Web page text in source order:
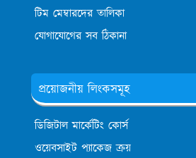
টিম মেম্বারদের তালিকা
যোগাযোগের সব ঠিকানা
প্রয়োজনীয় লিংকসমূহ
ডিজিটাল মার্কেটিং কোর্স
ওয়েবসাইট প্যাকেজ ক্রয়